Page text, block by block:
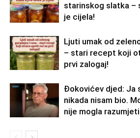
starinskog slatka –
je cijela!
Ljuti umak od
– stari recept koji
prvi zalogaj!
Đokovićev djed: Ja
nikada nisam bio.
nije mogla